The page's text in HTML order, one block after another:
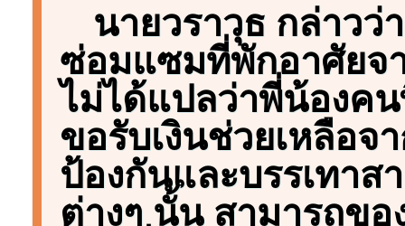
นายวราวุธ กล่าว
ซ่อมแซมที่พักอาศัยจ
ไม่ได้แปลว่าพี่น้องค
ขอรับเงินช่วยเหลือจ
ป้องกันและบรรเทา
ต่างๆ นั้น สามารถข